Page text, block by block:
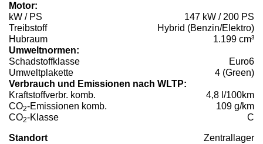
Motor:
kW / PS
147 kW / 200 PS
Treibstoff
Hybrid (Benzin/Elektro)
Hubraum
1.199 cm³
Umweltnormen:
Schadstoffklasse
Euro6
Umweltplakette
4 (Green)
Verbrauch und Emissionen nach WLTP:
Kraftstoffverbr. komb.
4,8 l/100km
CO2-Emissionen komb.
109 g/km
CO2-Klasse C
Standort Zentrallager